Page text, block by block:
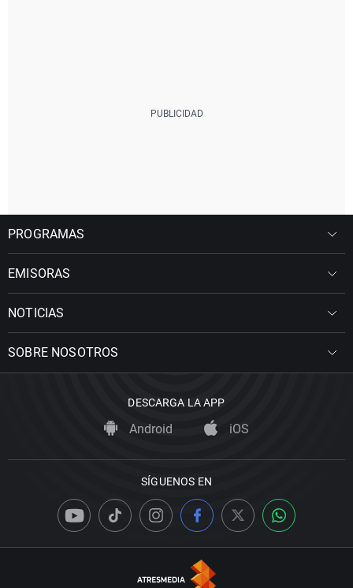
PROGRAMAS
EMISORAS
NOTICIAS
SOBRE NOSOTROS
DESCARGA LA APP
Android iOS
SÍGUENOS EN